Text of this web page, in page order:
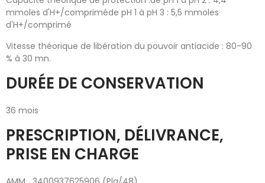
mmoles d'H+/compriméde pH 1 à pH 3 : 5,5 mmoles
d'H+/comprimé
Vitesse théorique de libération du pouvoir antiacide : 80-90
% à 30 mn.
DURÉE DE CONSERVATION
36 mois
PRESCRIPTION, DÉLIVRANCE,
PRISE EN CHARGE